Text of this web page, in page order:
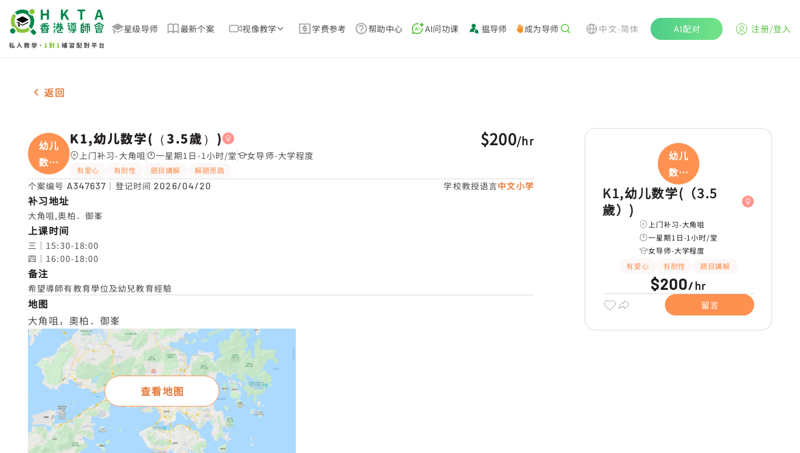
星级导师 最新个案 视像教学 学费参考 帮助中心 AI问功课 揾导师 成为导师 中文-简体 AI配对 注册/登入
女-1名 K1,幼儿数学(（3.5歲）)，大角咀 补习推介
返回
幼儿
数学
(
K1,幼儿数学(（3.5歲）)
上门补习-大角咀 一星期1日-1小时/堂 女导师-大学程度
有愛心 有耐性 題目講解 解題思路
$200/hr
个案编号 A347637 ｜登记时间 2026/04/20 学校教授语言中文小学
补习地址
大角咀,奧柏．御峯
上课时间
三｜15:30-18:00
四｜16:00-18:00
备注
希望導師有教育學位及幼兒教育經驗
地图
大角咀，奧柏．御峯
查看地图
幼儿
数学
(
K1,幼儿数学(（3.5
歲）)
上门补习-大角咀
一星期1日-1小时/堂
女导师-大学程度
有愛心
有耐性 題目講解
$200/hr
留言